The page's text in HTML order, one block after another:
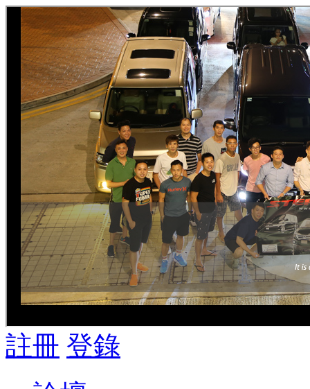
註冊 登錄